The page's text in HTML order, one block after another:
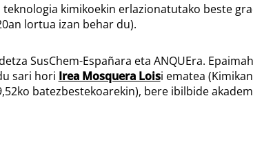
kimikoekin erlazionatutako beste
lortua izan behar du).
SusChem-Españara eta ANQUEra.
sari hori Irea Mosquera Loisi ematea
batezbestekoarekin), bere ibilbide